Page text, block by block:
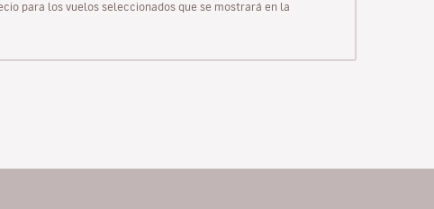
para los vuelos seleccionados que se mostrará en la